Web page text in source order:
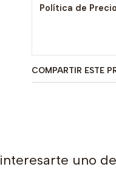
Política de
COMPARTIR ESTE
uno